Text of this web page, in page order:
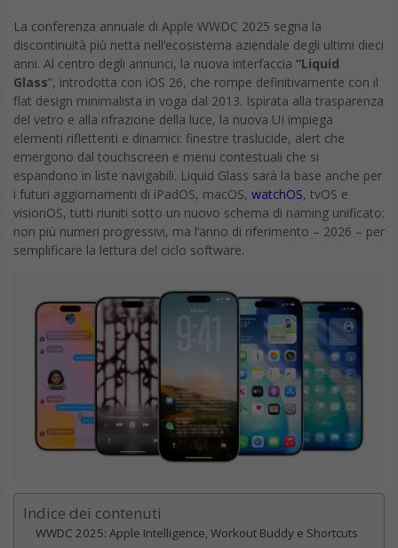
La conferenza annuale di Apple WWDC 2025 segna la
discontinuità più netta nell’ecosistema aziendale degli ultimi dieci
anni. Al centro degli annunci, la nuova interfaccia “Liquid
Glass”, introdotta con iOS 26, che rompe definitivamente con il
flat design minimalista in voga dal 2013. Ispirata alla trasparenza
del vetro e alla rifrazione della luce, la nuova UI impiega
elementi riflettenti e dinamici: finestre traslucide, alert che
emergono dal touchscreen e menu contestuali che si
espandono in liste navigabili. Liquid Glass sarà la base anche per
i futuri aggiornamenti di iPadOS, macOS, watchOS, tvOS e
visionOS, tutti riuniti sotto un nuovo schema di naming unificato:
non più numeri progressivi, ma l’anno di riferimento – 2026 – per
semplificare la lettura del ciclo software.
Indice dei contenuti
WWDC 2025: Apple Intelligence, Workout Buddy e Shortcuts